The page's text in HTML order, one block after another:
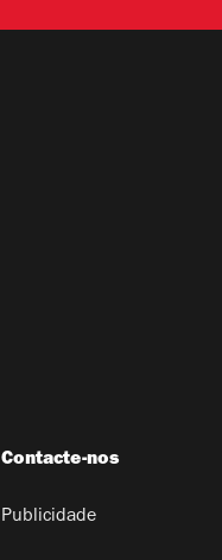
Contacte-nos
Publicidade